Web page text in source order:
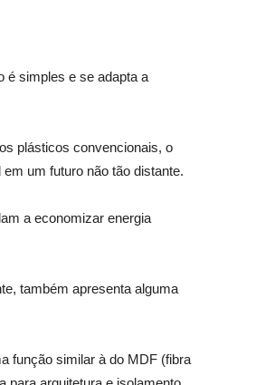
é simples e se adapta a
plásticos convencionais, o
um futuro não tão distante.
a economizar energia
também apresenta alguma
função similar à do MDF (fibra